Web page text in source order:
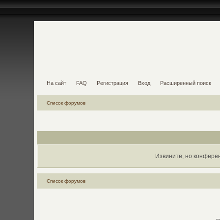
На сайт FAQ Регистрация Вход Расширенный поиск
Список форумов
Извините, но
Список форумов